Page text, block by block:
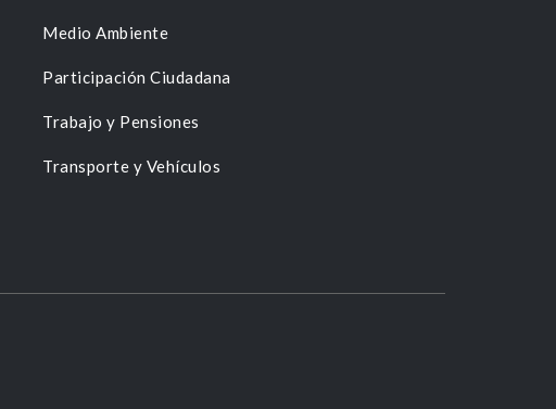
Medio Ambiente
Participación Ciudadana
Trabajo y Pensiones
Transporte y Vehículos